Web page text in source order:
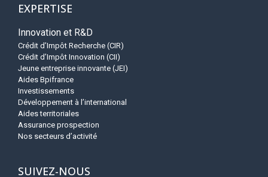
EXPERTISE
Innovation et R&D
Crédit d’Impôt Recherche (CIR)
Crédit d’Impôt Innovation (CII)
Jeune entreprise innovante (JEI)
Aides Bpifrance
Investissements
Développement à l’international
Aides territoriales
Assurance prospection
Nos secteurs d’activité
SUIVEZ-NOUS